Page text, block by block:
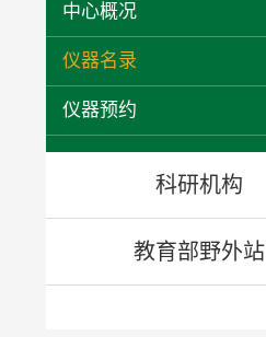
中心概况
仪器名录
仪器预约
科研机构
教育部野外站